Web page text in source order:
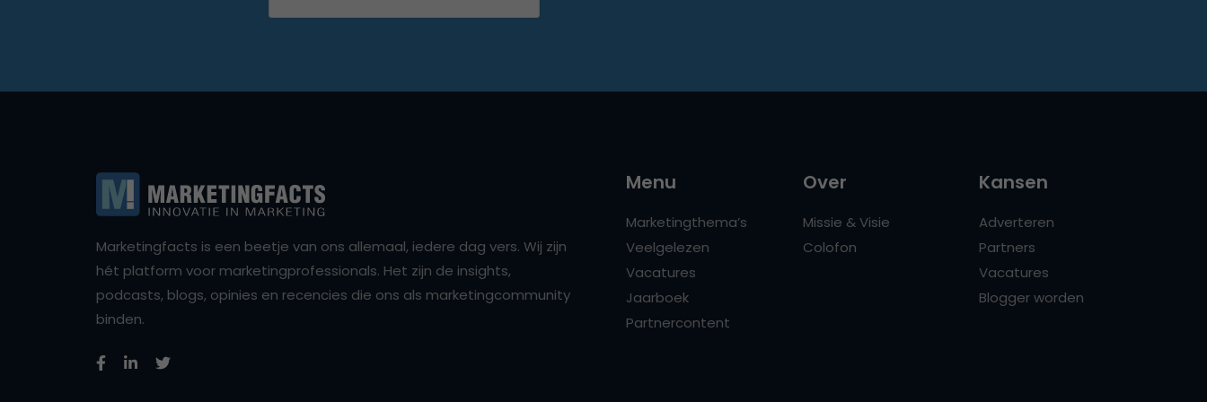
Marketingfacts is een beetje van ons allemaal, iedere dag vers. Wij zijn
hét platform voor marketingprofessionals. Het zijn de insights,
podcasts, blogs, opinies en recencies die ons als marketingcommunity
binden.
Menu
Marketingthema’s
Veelgelezen
Vacatures
Jaarboek
Partnercontent
Over
Missie & Visie
Colofon
Kansen
Adverteren
Partners
Vacatures
Blogger worden